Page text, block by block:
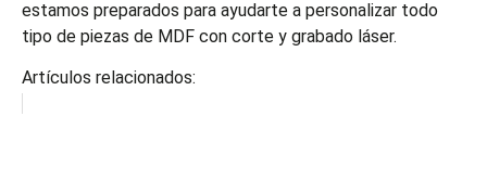
estamos preparados para ayudarte a personalizar todo
tipo de piezas de MDF con corte y grabado láser.
Artículos relacionados: